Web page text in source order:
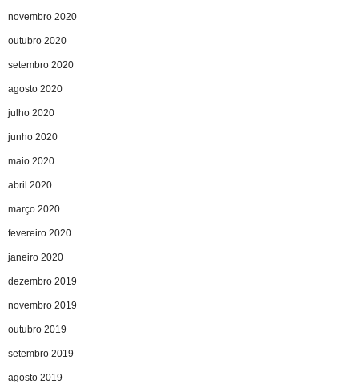
novembro 2020
outubro 2020
setembro 2020
agosto 2020
julho 2020
junho 2020
maio 2020
abril 2020
março 2020
fevereiro 2020
janeiro 2020
dezembro 2019
novembro 2019
outubro 2019
setembro 2019
agosto 2019